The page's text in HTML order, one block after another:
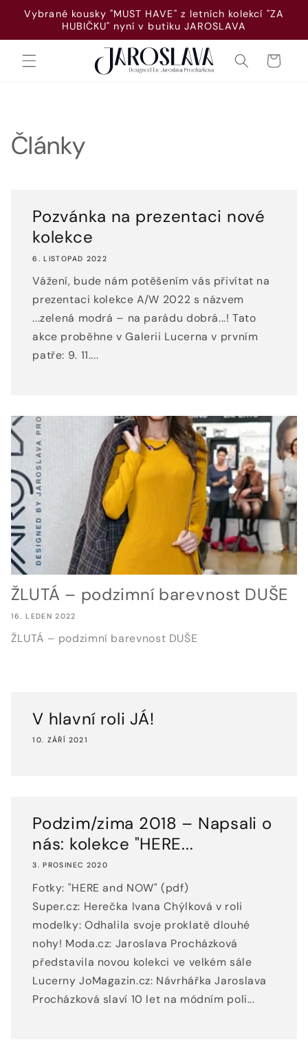
Přejít k
obsahu
Vybrané kousky "MUST HAVE" z letních kolekcí "ZA
HUBIČKU" nyní v butiku JAROSLAVA
Košík
Články
Pozvánka na prezentaci nové
kolekce
6. LISTOPAD 2022
Vážení, bude nám potěšením vás přivítat na
prezentaci kolekce A/W 2022 s názvem
...zelená modrá – na parádu dobrá...! Tato
akce proběhne v Galerii Lucerna v prvním
patře: 9. 11....
ŽLUTÁ – podzimní barevnost DUŠE
16. LEDEN 2022
ŽLUTÁ – podzimní barevnost DUŠE
V hlavní roli JÁ!
10. ZÁŘÍ 2021
Podzim/zima 2018 – Napsali o
nás: kolekce "HERE...
3. PROSINEC 2020
Fotky: "HERE and NOW" (pdf)
Super.cz: Herečka Ivana Chýlková v roli
modelky: Odhalila svoje proklatě dlouhé
nohy! Moda.cz: Jaroslava Procházková
představila novou kolekci ve velkém sále
Lucerny JoMagazin.cz: Návrhářka Jaroslava
Procházková slaví 10 let na módním poli...